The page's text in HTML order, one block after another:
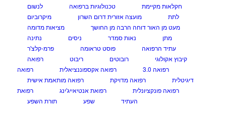
חקלאות מקיימת
טכנולוגיות ברפואה
לנשום
לתת
מועצה אזורית דרום השרון
מיקרוביום
מעט מן האור דוחה הרבה מן החושך
מציאות מדומה
מתן
נאות סמדר ניסים
נתינה
עתיד הרפואה
פוסט טראומה
פרמ-קלצ'ר
קיבוץ אקולוגי
רובוטים ריבוט
רפואה
רפואה 3.0
רפואה אקספוננציאלית
רפואה
דיגיטלית
רפואה מדויקת
רפואה מותאמת אישית
רפואה פונקציונלית
רפואת אנטיאייג'ינג
רפואת
העתיד
שפע תורת השפע